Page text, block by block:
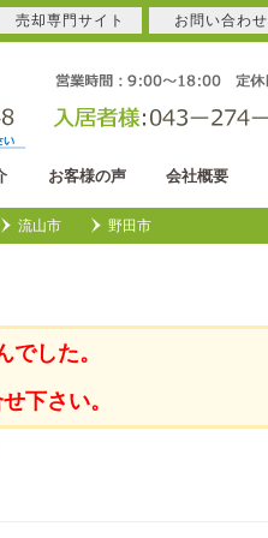
お客様の声 会社概要
流山市 野田市
した。
下さい。
売却専門サイト お問い合わせ